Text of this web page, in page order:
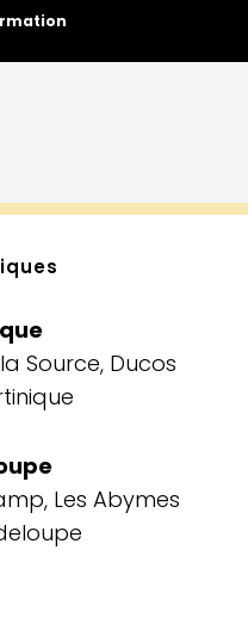
Source, Ducos
Les Abymes